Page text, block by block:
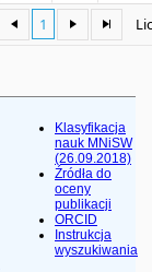
1
Klasyfikacja
nauk MNiSW
(26.09.2018)
Źródła do
oceny
publikacji
ORCID
Instrukcja
wyszukiwania